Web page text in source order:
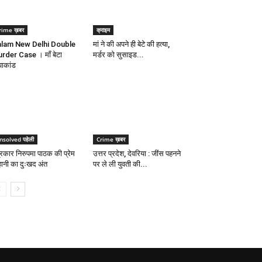
ख़बर
New Delhi Double
Case । माँ बेटा
क्राइम
मां ने की अपने ही बेटे की हत्या,
मर्डर को सुसाइड...
पहेली
निरुपमा पाठक की प्रेम
का दुःखद अंत
Crime ख़बर
उत्तर प्रदेश, देवरिया : जींस पहनने
पर ले ली युवती की...